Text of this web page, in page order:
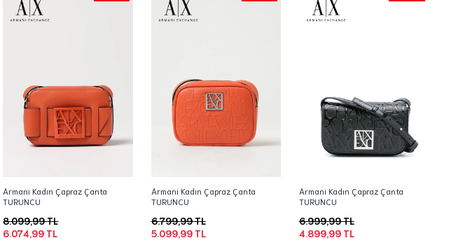
Armani Kadın Çapraz Çanta
TURUNCU
6.074,99 TL
8.099,99 TL
Armani Kadın Çapraz Çanta
TURUNCU
5.099,99 TL
6.799,99 TL
Armani Kadın Çapraz Çanta
TURUNCU
4.899,99 TL
6.999,99 TL